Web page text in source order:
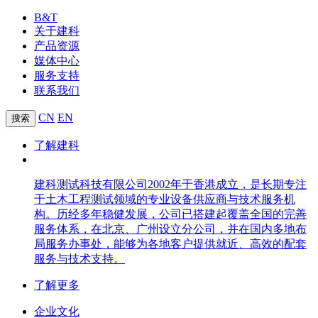
B&T
关于建科
产品资源
媒体中心
服务支持
联系我们
CN EN
了解建科
建科测试科技有限公司2002年于香港成立，是长期专注
于土木工程测试领域的专业设备供应商与技术服务机
构。历经多年稳健发展，公司已搭建起覆盖全国的完善
服务体系，在北京、广州设立分公司，并在国内多地布
局服务办事处，能够为各地客户提供就近、高效的配套
服务与技术支持。
了解更多
企业文化